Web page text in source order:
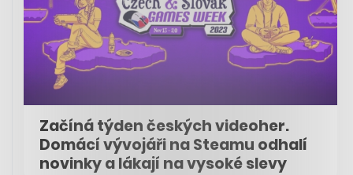
Začíná týden českých videoher.
Domácí vývojáři na Steamu odhalí
novinky a lákají na vysoké slevy